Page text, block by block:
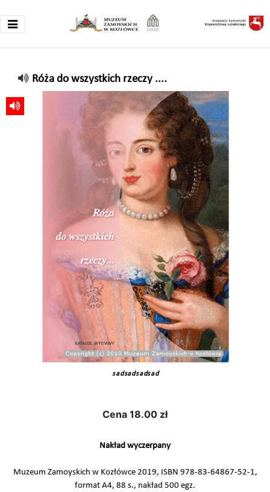
Róża do wszystkich rzeczy ....
sadsadsadsad
Cena 18.00 zł
Nakład wyczerpany
Muzeum Zamoyskich w Kozłówce 2019, ISBN 978-83-64867-52-1,
format A4, 88 s., nakład 500 egz.